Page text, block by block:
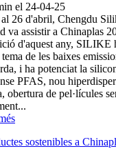
el 24-04-25
26 d'abril, Chengdu
va assistir a Chinaplas
d'aquest any, SILIKE
de les baixes
i ha potenciat la
PFAS, nou
obertura de pel·lícules